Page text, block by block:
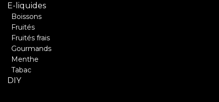
E-liquides
Boissons
Fruités
Fruités frais
Gourmands
Menthe
Tabac
DIY